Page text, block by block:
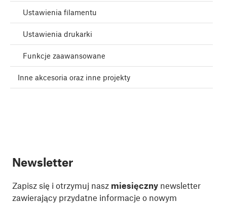
Ustawienia filamentu
Ustawienia drukarki
Funkcje zaawansowane
Inne akcesoria oraz inne projekty
Newsletter
Zapisz się i otrzymuj nasz miesięczny newsletter
zawierający przydatne informacje o nowym